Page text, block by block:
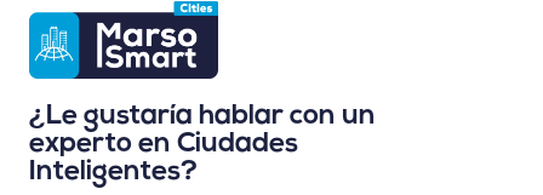
¿Le gustaría hablar con un
experto en Ciudades
Inteligentes?